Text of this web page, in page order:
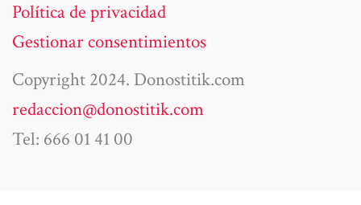
Política de privacidad
Gestionar consentimientos
Copyright 2024. Donostitik.com
redaccion@donostitik.com
Tel: 666 01 41 00